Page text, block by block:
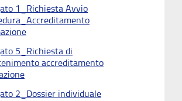
1_Richiesta Avvio
5_Richiesta di
accreditamento
2_Dossier individuale